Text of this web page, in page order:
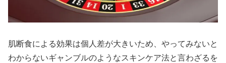
肌断食による効果は個人差が大きいため、やってみないと
わからないギャンブルのようなスキンケア法と言わざるを